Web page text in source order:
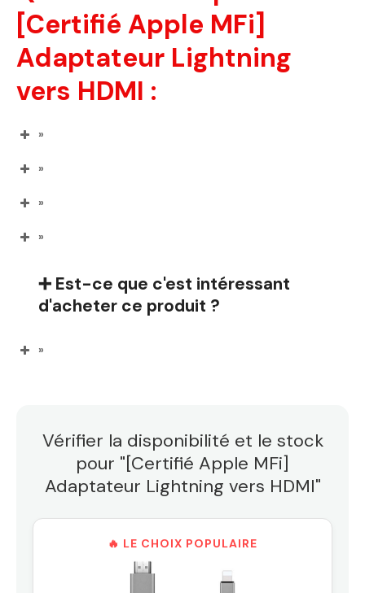
[Certifié Apple MFi]
Adaptateur Lightning
vers HDMI :
»
»
»
»
➕ Est-ce que c'est intéressant
d'acheter ce produit ?
»
Vérifier la disponibilité et le stock
pour "[Certifié Apple MFi]
Adaptateur Lightning vers HDMI"
🔥 LE CHOIX POPULAIRE